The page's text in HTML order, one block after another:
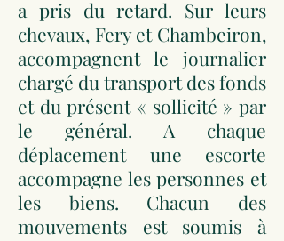
a pris du retard. Sur leurs
chevaux, Fery et Chambeiron,
accompagnent le journalier
chargé du transport des fonds
et du présent « sollicité » par
le général. A chaque
déplacement une escorte
accompagne les personnes et
les biens. Chacun des
mouvements est soumis à